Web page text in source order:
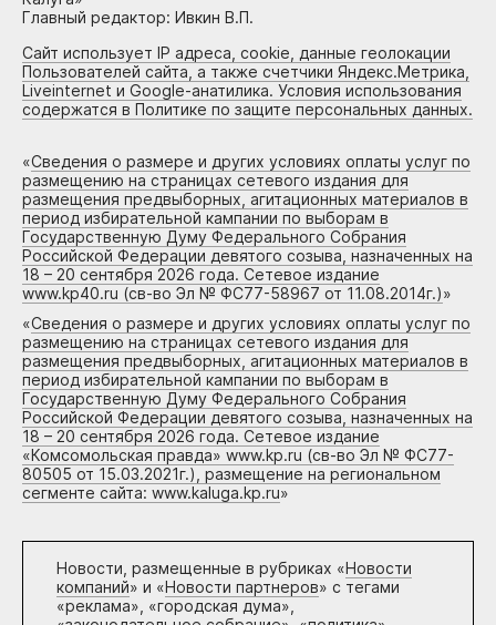
Главный редактор: Ивкин В.П.
Сайт использует IP адреса, cookie, данные геолокации
Пользователей сайта, а также счетчики Яндекс.Метрика,
Liveinternet и Google-анатилика. Условия использования
содержатся в Политике по защите персональных данных.
«Сведения о размере и других условиях оплаты услуг по
размещению на страницах сетевого издания для
размещения предвыборных, агитационных материалов в
период избирательной кампании по выборам в
Государственную Думу Федерального Собрания
Российской Федерации девятого созыва, назначенных на
18 – 20 сентября 2026 года. Сетевое издание
www.kp40.ru (св-во Эл № ФС77-58967 от 11.08.2014г.)»
«Сведения о размере и других условиях оплаты услуг по
размещению на страницах сетевого издания для
размещения предвыборных, агитационных материалов в
период избирательной кампании по выборам в
Государственную Думу Федерального Собрания
Российской Федерации девятого созыва, назначенных на
18 – 20 сентября 2026 года. Сетевое издание
«Комсомольская правда» www.kp.ru (св-во Эл № ФС77-
80505 от 15.03.2021г.), размещение на региональном
сегменте сайта: www.kaluga.kp.ru»
Новости, размещенные в рубриках «Новости
компаний» и «Новости партнеров» с тегами
«реклама», «городская дума»,